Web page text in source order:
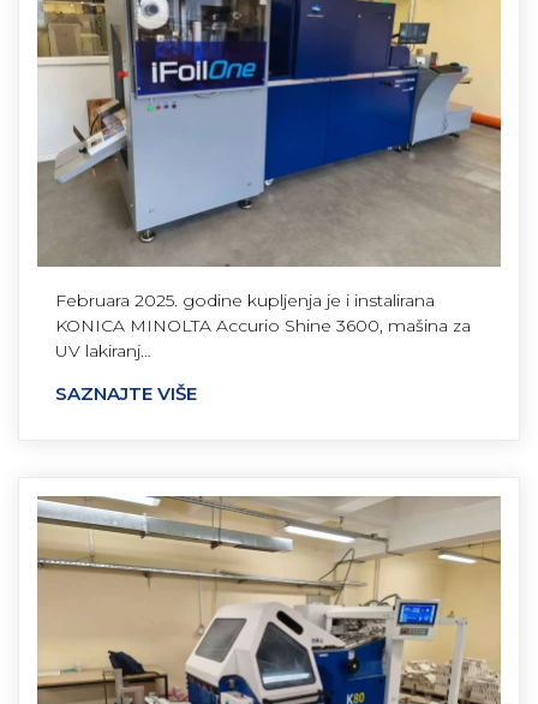
Februara 2025. godine kupljenja je i instalirana
KONICA MINOLTA Accurio Shine 3600, mašina za
UV lakiranj…
SAZNAJTE VIŠE